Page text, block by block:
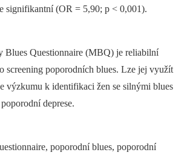
signifikantní (OR = 5,90; p < 0,001).
Blues Questionnaire (MBQ) je reliabilní
screening poporodních blues. Lze jej využít
výzkumu k identifikaci žen se silnými blues
deprese.
poporodní blues, poporodní